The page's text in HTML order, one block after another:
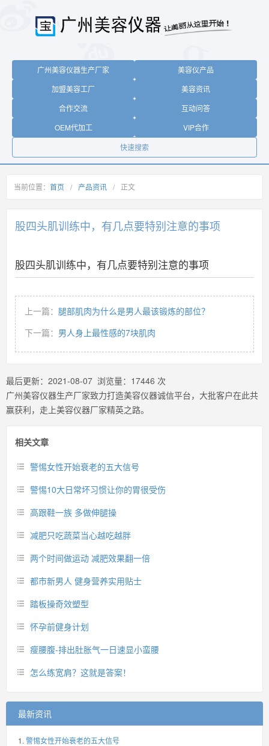
广州美容仪器生产厂家
美容仪产品
加盟美容工厂
美容资讯
合作交流
互动问答
OEM代加工
VIP合作
快速搜索
当前位置： 首页 / 产品资讯 / 正文
股四头肌训练中，有几点要特别注意的事项
股四头肌训练中，有几点要特别注意的事项
上一篇： 腿部肌肉为什么是男人最该锻炼的部位？
下一篇： 男人身上最性感的7块肌肉
最后更新： 2021-08-07 浏览量： 17446 次
广州美容仪器生产厂家致力打造美容仪器诚信平台，大批客户在此共
赢获利，走上美容仪器厂家精英之路。
相关文章
警惕女性开始衰老的五大信号
警惕10大日常坏习惯让你的胃很受伤
高跟鞋一族 多做伸腿操
减肥只吃蔬菜当心越吃越胖
两个时间做运动 减肥效果翻一倍
都市新男人 健身营养实用贴士
踏板操奇效塑型
怀孕前健身计划
瘦腰腹-排出肚胀气一日速显小蛮腰
怎么练宽肩？这就是答案！
最新资讯
警惕女性开始衰老的五大信号